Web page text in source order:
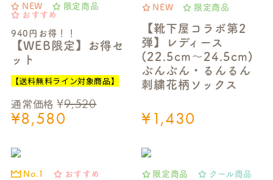
940円お得！！
【WEB限定】お得セ
ット
NEW
限定商品
おすすめ
通常価格 ¥9,520
¥8,580
【送料無料ライン対象商品】
【靴下屋コラボ第2
弾】レディース
(22.5cm～24.5cm)
ぶんぶん・るんるん
刺繍花柄ソックス
NEW 限定商品
¥1,430
No.1 おすすめ 限定商品 クール商品